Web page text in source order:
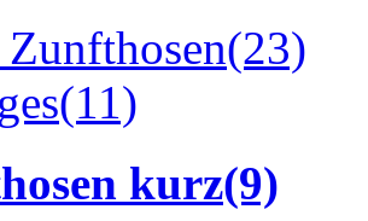
(23)
(11)
kurz(9)